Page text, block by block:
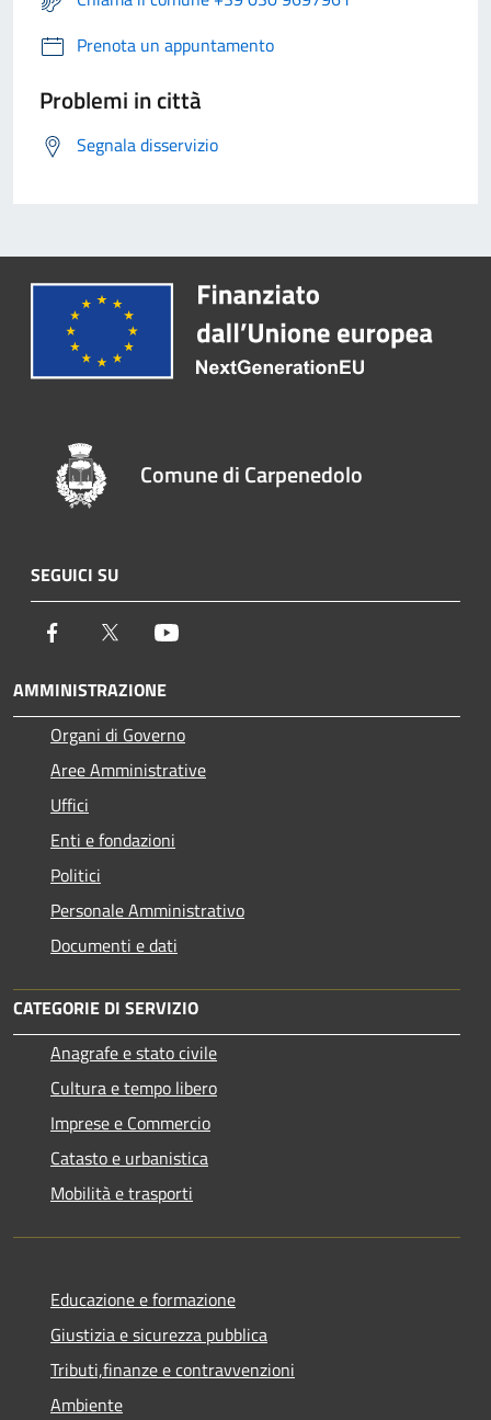
Prenota un appuntamento
Problemi in città
Segnala disservizio
Comune di Carpenedolo
SEGUICI SU
Facebook Twitter
AMMINISTRAZIONE
Organi di Governo
Aree Amministrative
Uffici
Enti e fondazioni
Politici
Personale Amministrativo
Documenti e dati
CATEGORIE DI SERVIZIO
Anagrafe e stato civile
Cultura e tempo libero
Imprese e Commercio
Catasto e urbanistica
Mobilità e trasporti
Educazione e formazione
Giustizia e sicurezza pubblica
Tributi,finanze e contravvenzioni
Ambiente